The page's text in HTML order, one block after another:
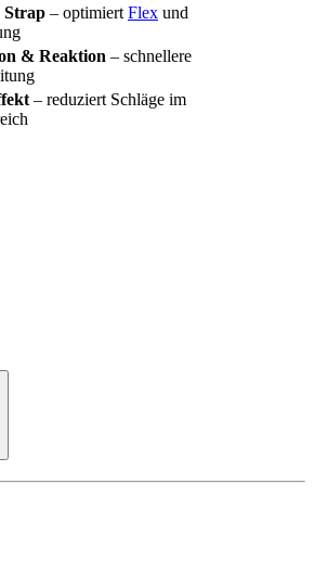
Strap – optimiert Flex und
& Reaktion – schnellere
– reduziert Schläge im